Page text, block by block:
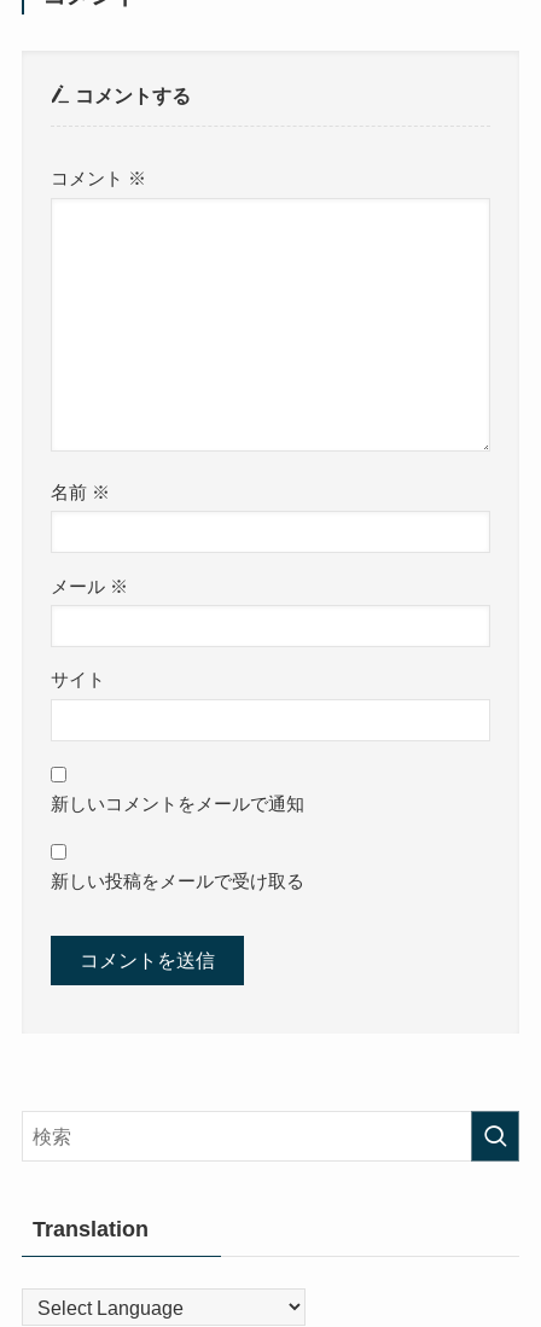
コメントする
コメント ※
名前 ※
メール ※
サイト
新しいコメントをメールで通知
新しい投稿をメールで受け取る
Translation